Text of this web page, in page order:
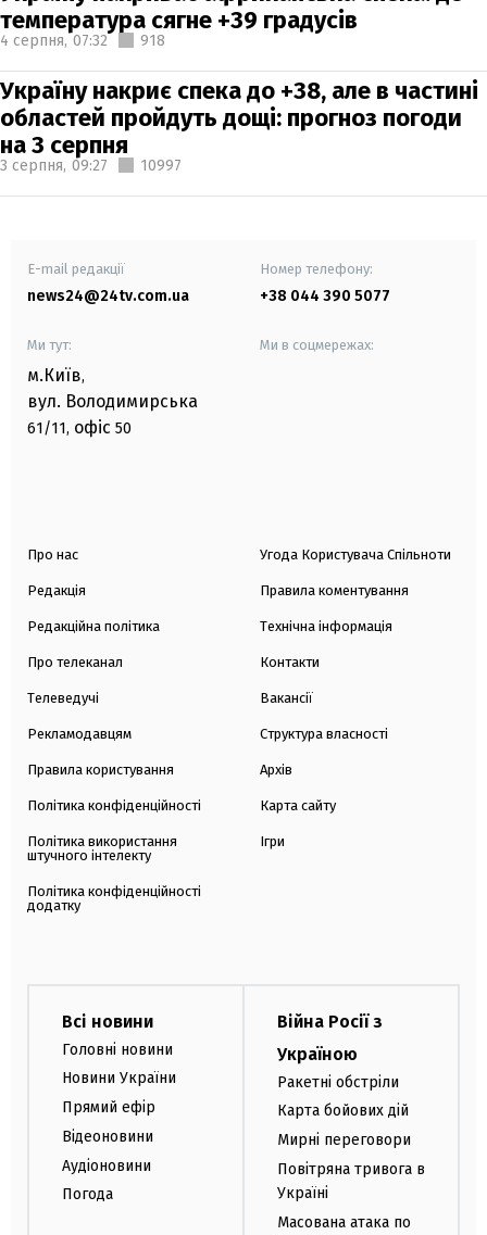
температура сягне +39 градусів
4 серпня, 07:32 918
Україну накриє спека до +38, але в частині
областей пройдуть дощі: прогноз погоди
на 3 серпня
3 серпня, 09:27 10997
E-mail редакції
news24@24tv.com.ua
Номер телефону:
+38 044 390 5077
Ми тут:
м.Київ,
вул. Володимирська
61/11, офіс 50
Ми в соцмережах:
Про нас
Редакція
Редакційна політика
Про телеканал
Телеведучі
Рекламодавцям
Правила користування
Політика конфіденційності
Політика використання
штучного інтелекту
Політика конфіденційності
додатку
Угода Користувача Спільноти
Правила коментування
Технічна інформація
Контакти
Вакансії
Структура власності
Архів
Карта сайту
Ігри
Всі новини
Головні новини
Новини України
Прямий ефір
Відеоновини
Аудіоновини
Погода
Війна Росії з
Україною
Ракетні обстріли
Карта бойових дій
Мирні переговори
Повітряна тривога в
Україні
Масована атака по